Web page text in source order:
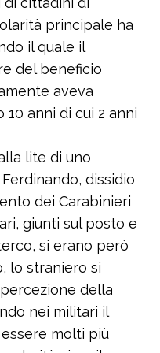
principale ha
il quale il
del beneficio
aveva
anni di cui 2 anni
lite di uno
dissidio
dei Carabinieri
giunti sul posto e
si erano però
lo straniero si
della
nei militari il
molti più